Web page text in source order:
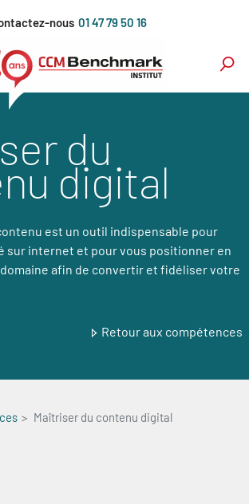
nous 01 47 79 50 16
du
digital
est un outil indispensable pour
sur internet et pour vous positionner en
afin de convertir et fidéliser votre
Retour aux compétences
Maîtriser du contenu digital